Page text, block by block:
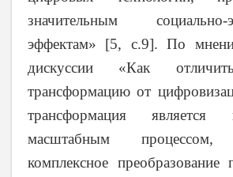
значительным социально-
эффектам» [5, с.9]. По
дискуссии «Как
трансформацию от
трансформация
масштабным процессом,
комплексное преобразование